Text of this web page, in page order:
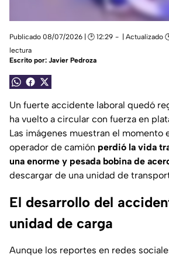
Publicado 08/07/2026 | 🕑 12:29 | Actualizado
lectura
Escrito por: Javier Pedroza
Un fuerte accidente laboral quedó
ha vuelto a circular con fuerza en
Las imágenes muestran el momento
operador de camión perdió la vida
una enorme y pesada bobina de
descargar de una unidad de
El desarrollo del
unidad de carga
Aunque los reportes en redes